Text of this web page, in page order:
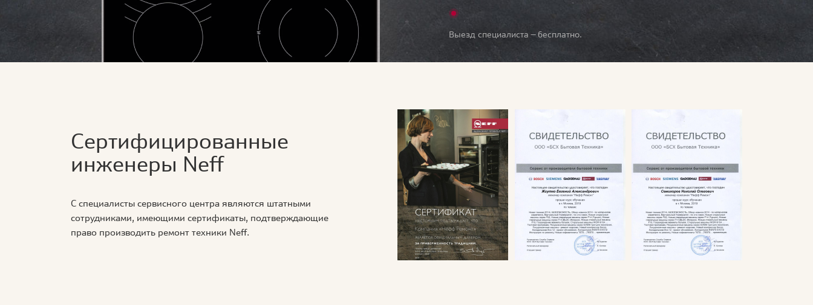
Выезд специалиста — бесплатно.
Сертифицированные
инженеры Neff
С специалисты сервисного центра являются штатными
сотрудниками, имеющими сертификаты, подтверждающие
право производить ремонт техники Neff.